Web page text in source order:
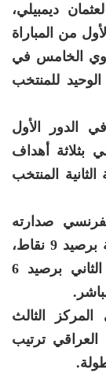
ديمبيلي،
من المباراة
دوي الخامس في
الوحيد للمنتخب
الدور الأول
بثلاثة أهداف
الثانية المنتخب
صدارته
للمجموعة الحادية عشرة بالعلامة الكاملة برصيد 9 نقاط،
متبوعا بالمنتخب النرويجي في المركز الثاني برصيد 6
الثالث
العراقي ترتيب